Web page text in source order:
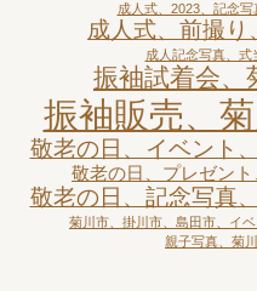
成人式、2023、記念
成人式、前撮り
成人記念写真、式
振袖試着会、
振袖販売、
敬老の日、イベント
敬老の日、プレゼン
敬老の日、記念写真
菊川市、掛川市、島田市、イベ
親子写真、菊